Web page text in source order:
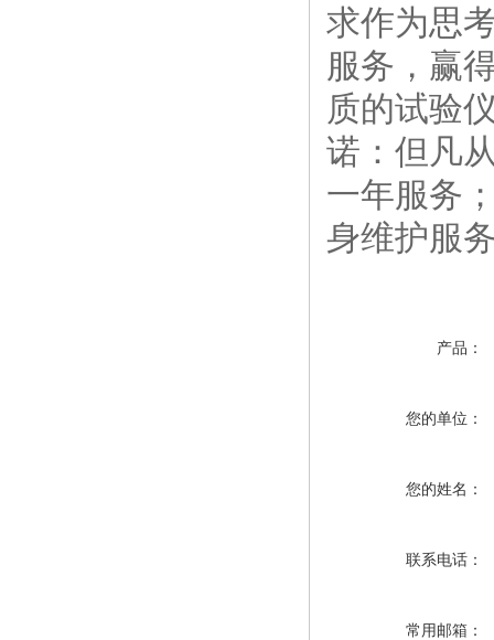
求作为思
服务，赢
质的试验
诺：但凡
一年服务
身维护服
产品：
您的单位：
您的姓名：
联系电话：
常用邮箱：